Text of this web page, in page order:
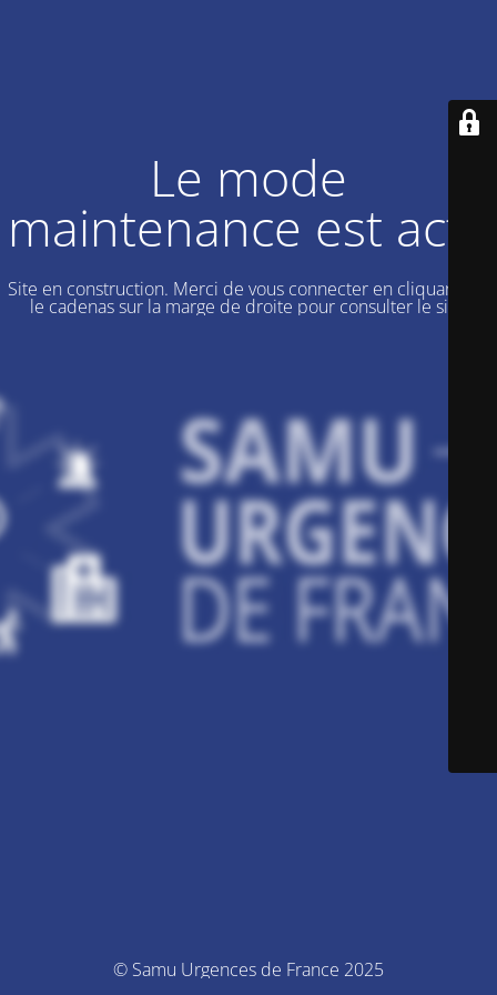
Le mode
maintenance est actif
Site en construction. Merci de vous connecter en cliquant sur
le cadenas sur la marge de droite pour consulter le site.
© Samu Urgences de France 2025